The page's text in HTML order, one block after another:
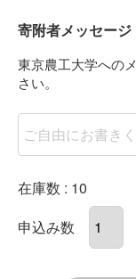
寄附者メッセージ
在庫数 10